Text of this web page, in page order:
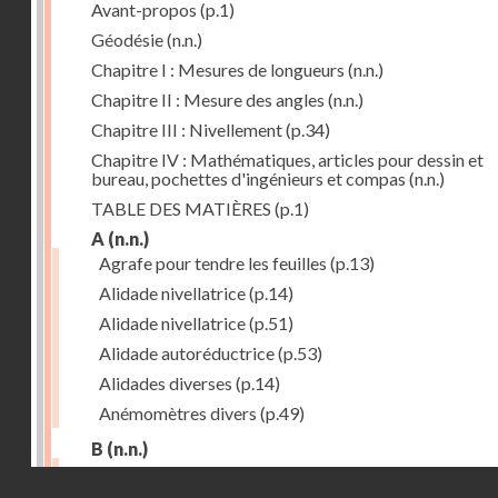
Avant-propos (p.1)
Géodésie(n.n.)
Chapitre I : Mesures de longueurs (n.n.)
Chapitre II : Mesure des angles (n.n.)
Chapitre III : Nivellement(p.34)
Chapitre IV : Mathématiques, articles pour dessin et
bureau, pochettes d'ingénieurs et compas (n.n.)
TABLE DES MATIÈRES (p.1)
A (n.n.)
Agrafe pour tendre les feuilles (p.13)
Alidade nivellatrice(p.14)
Alidade nivellatrice(p.51)
Alidade autoréductrice(p.53)
Alidades diverses (p.14)
Anémomètres divers (p.49)
B (n.n.)
Barème graphique(p.53)